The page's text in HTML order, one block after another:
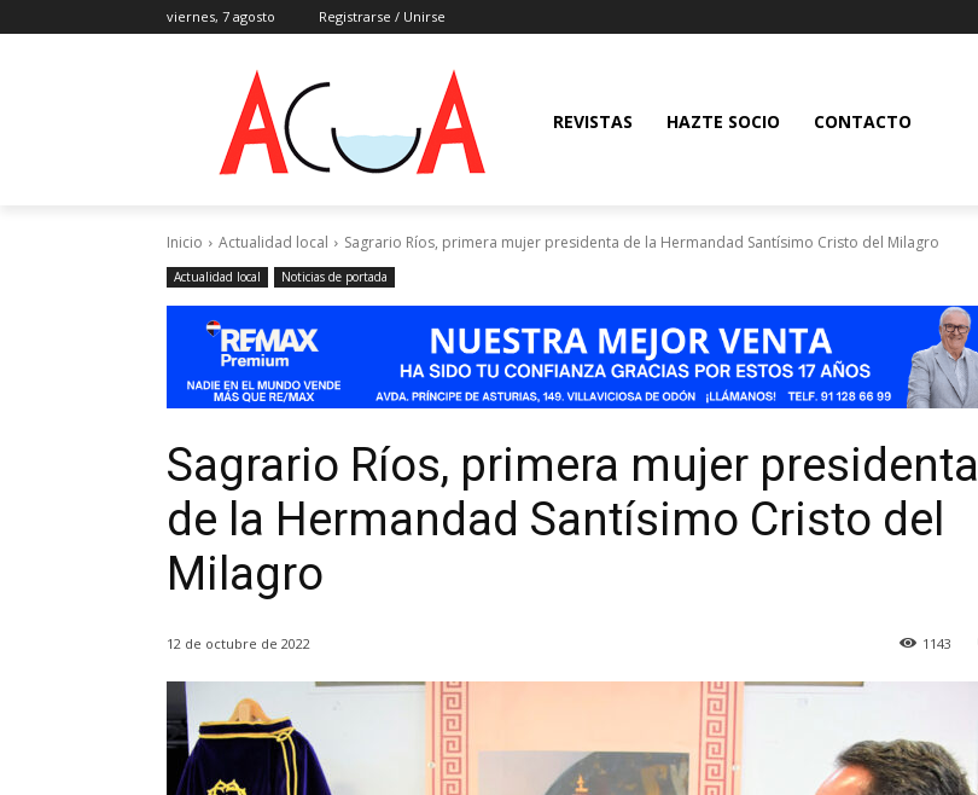
viernes, 7 agosto Registrarse / Unirse
REVISTAS HAZTE SOCIO CONTACTO
Inicio Actualidad local Sagrario Ríos, primera mujer presidenta de la Hermandad Santísimo Cristo del Milagro
Actualidad local Noticias de portada
Sagrario Ríos, primera mujer presidenta
de la Hermandad Santísimo Cristo del
Milagro
12 de octubre de 2022 1143